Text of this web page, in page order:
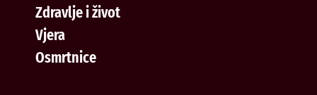
Zdravlje i život
Vjera
Osmrtnice